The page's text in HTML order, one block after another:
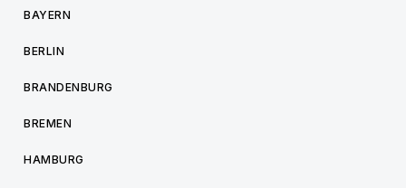
BAYERN
BERLIN
BRANDENBURG
BREMEN
HAMBURG